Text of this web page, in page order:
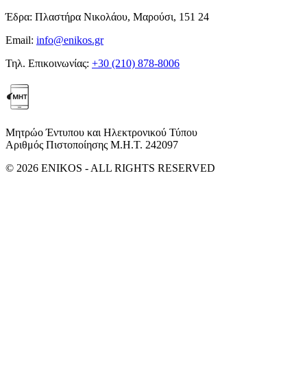
Έδρα: Πλαστήρα Νικολάου, Μαρούσι, 151 24
Email: info@enikos.gr
Τηλ. Επικοινωνίας: +30 (210) 878-8006
Μητρώο Έντυπου και Ηλεκτρονικού Τύπου
Αριθμός Πιστοποίησης Μ.Η.Τ. 242097
© 2026 ENIKOS - ALL RIGHTS RESERVED